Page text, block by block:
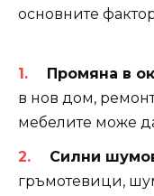
основните
Промяна в
в нов дом,
мебелите може
Силни
гръмотевици,